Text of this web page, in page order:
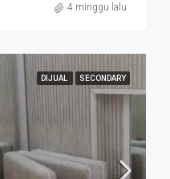
4 minggu lalu
DIJUAL SECONDARY